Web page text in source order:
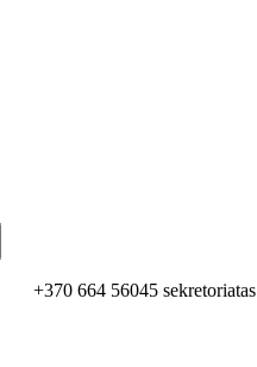
+370 664 56045 sekretoriatas